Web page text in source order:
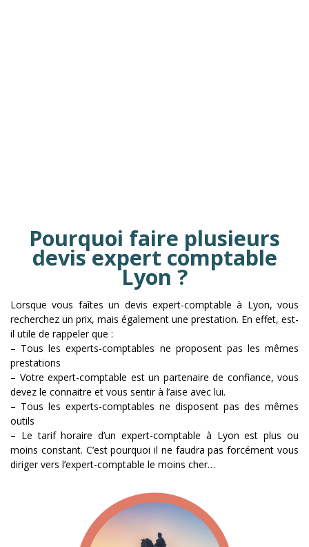
Pourquoi faire plusieurs
devis expert comptable
Lyon ?
Lorsque vous faîtes un devis expert-comptable à Lyon, vous
recherchez un prix, mais également une prestation. En effet, est-
il utile de rappeler que :
– Tous les experts-comptables ne proposent pas les mêmes
prestations
– Votre expert-comptable est un partenaire de confiance, vous
devez le connaitre et vous sentir à l’aise avec lui.
– Tous les experts-comptables ne disposent pas des mêmes
outils
– Le tarif horaire d’un expert-comptable à Lyon est plus ou
moins constant. C’est pourquoi il ne faudra pas forcément vous
diriger vers l’expert-comptable le moins cher…